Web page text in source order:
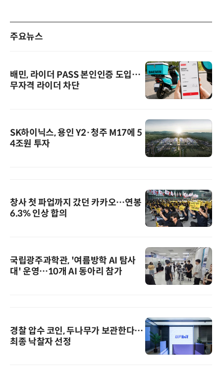
주요뉴스
배민, 라이더 PASS 본인인증 도입…
무자격 라이더 차단
SK하이닉스, 용인 Y2·청주 M17에 5
4조원 투자
창사 첫 파업까지 갔던 카카오…연봉
6.3% 인상 합의
국립광주과학관, '여름방학 AI 탐사
대' 운영…10개 AI 동아리 참가
경찰 압수 코인, 두나무가 보관한다…
최종 낙찰자 선정